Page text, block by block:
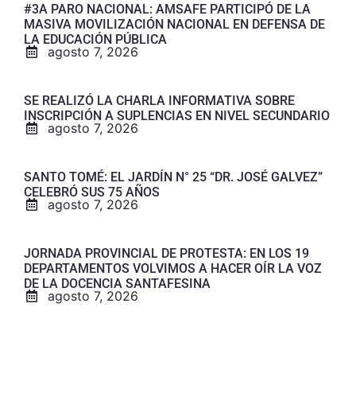
#3A PARO NACIONAL: AMSAFE PARTICIPÓ DE LA
MASIVA MOVILIZACIÓN NACIONAL EN DEFENSA DE
LA EDUCACIÓN PÚBLICA
agosto 7, 2026
SE REALIZÓ LA CHARLA INFORMATIVA SOBRE
INSCRIPCIÓN A SUPLENCIAS EN NIVEL SECUNDARIO
agosto 7, 2026
SANTO TOMÉ: EL JARDÍN N° 25 “DR. JOSÉ GALVEZ”
CELEBRÓ SUS 75 AÑOS
agosto 7, 2026
JORNADA PROVINCIAL DE PROTESTA: EN LOS 19
DEPARTAMENTOS VOLVIMOS A HACER OÍR LA VOZ
DE LA DOCENCIA SANTAFESINA
agosto 7, 2026